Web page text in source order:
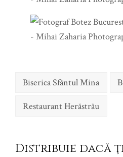
Biserica Sfântul Mina
Restaurant Herăstrău
Distribuie dacă